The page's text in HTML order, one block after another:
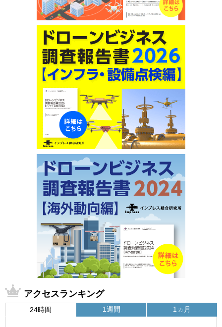
アクセスランキング
24時間 1週間 1ヵ月